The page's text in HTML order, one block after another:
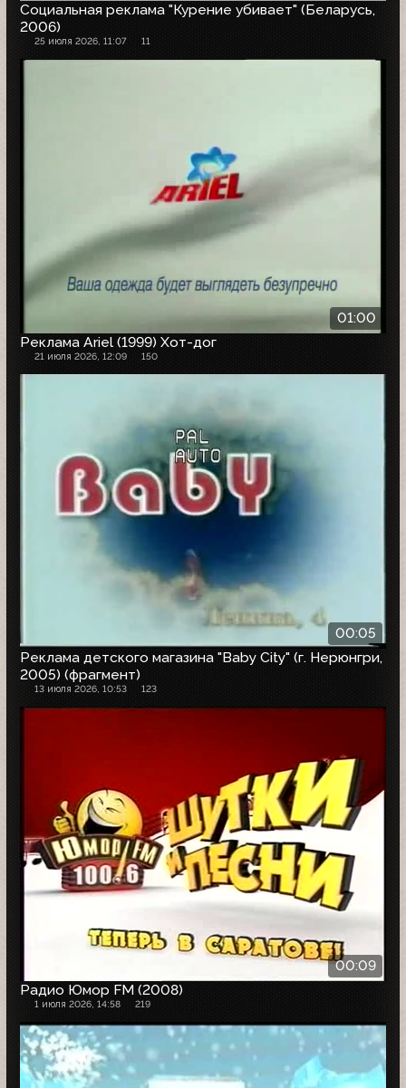
Социальная реклама "Курение убивает" (Беларусь,
2006)
25 июля 2026, 11:07 11
01:00
Реклама Ariel (1999) Хот-дог
21 июля 2026, 12:09 150
00:05
Реклама детского магазина "Baby City" (г. Нерюнгри,
2005) (фрагмент)
13 июля 2026, 10:53 123
00:09
Радио Юмор FM (2008)
1 июля 2026, 14:58 219